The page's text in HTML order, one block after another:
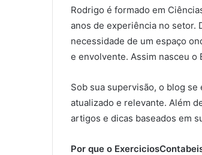
Rodrigo é formado em
anos de experiência no setor.
necessidade de um espaço
e envolvente. Assim nasceu o
Sob sua supervisão, o blog
atualizado e relevante. Além
artigos e dicas baseados em
Por que o